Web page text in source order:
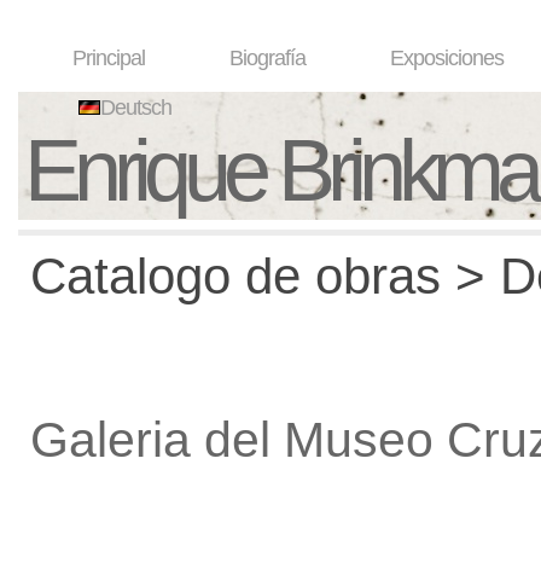
Principal Biografía Exposiciones
Deutsch
Enrique
Catalogo de obras >
Galeria del Museo